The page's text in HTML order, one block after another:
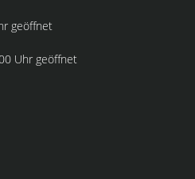
geöffnet
Uhr geöffnet